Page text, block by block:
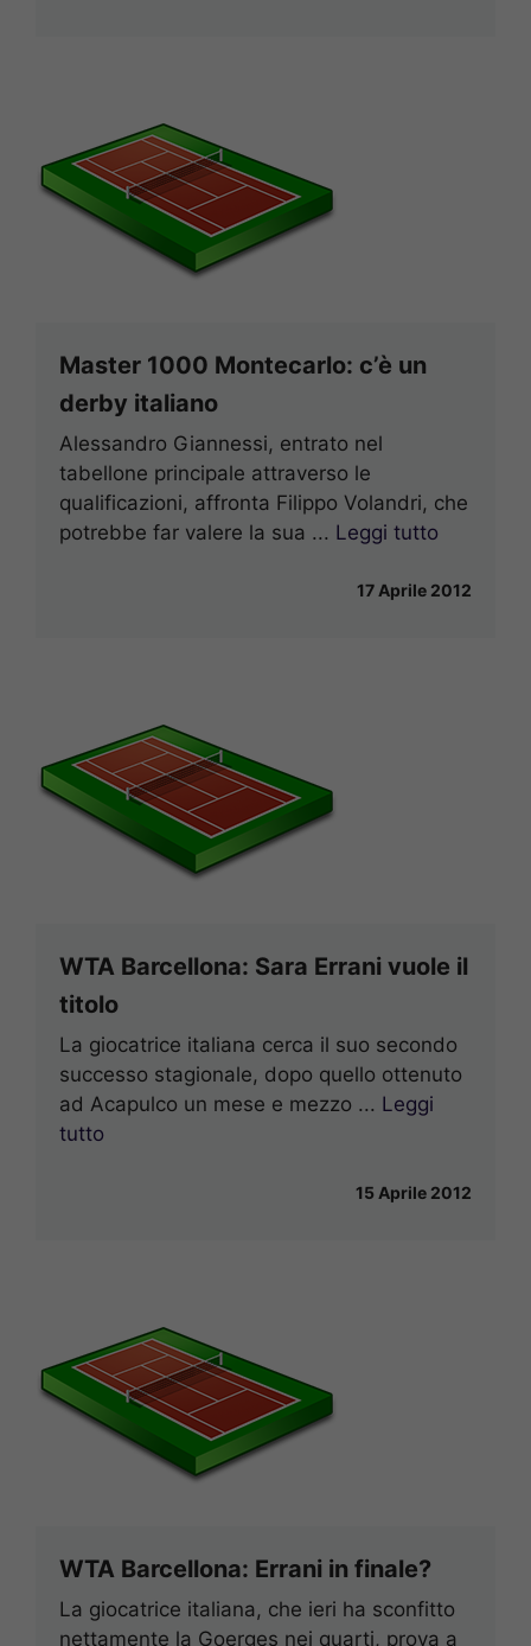
Master 1000 Montecarlo: c’è un
derby italiano
Alessandro Giannessi, entrato nel
tabellone principale attraverso le
qualificazioni, affronta Filippo Volandri, che
potrebbe far valere la sua ... Leggi tutto
17 Aprile 2012
WTA Barcellona: Sara Errani vuole il
titolo
La giocatrice italiana cerca il suo secondo
successo stagionale, dopo quello ottenuto
ad Acapulco un mese e mezzo ... Leggi
tutto
15 Aprile 2012
WTA Barcellona: Errani in finale?
La giocatrice italiana, che ieri ha sconfitto
nettamente la Goerges nei quarti, prova a